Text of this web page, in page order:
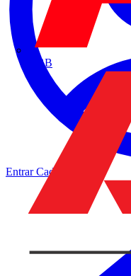
ABB
EntrarCadastrar